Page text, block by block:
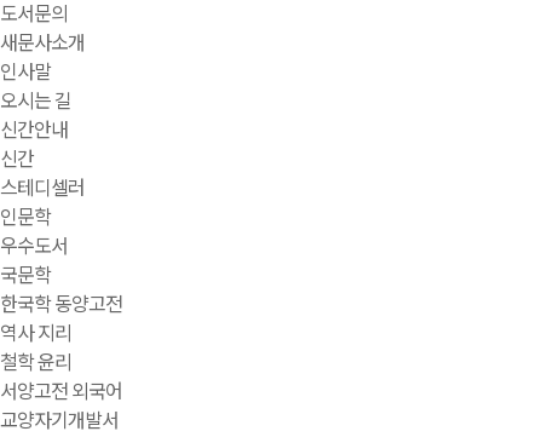
도서문의
새문사소개
인사말
오시는 길
신간안내
신간
스테디셀러
인문학
우수도서
국문학
한국학 동양고전
역사 지리
철학 윤리
서양고전 외국어
교양자기개발서